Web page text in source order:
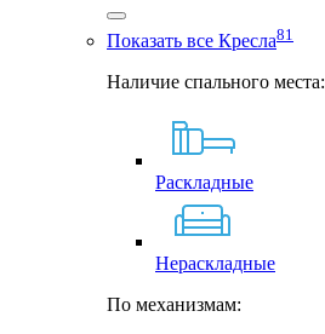
Показать все Кресла81
Наличие спального места:
Раскладные
Нераскладные
По механизмам: